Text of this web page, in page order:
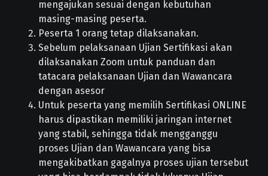
mengajukan sesuai dengan kebutuhan
masing-masing peserta.
Peserta 1 orang tetap dilaksanakan.
Sebelum pelaksanaan Ujian Sertifikasi akan
dilaksanakan Zoom untuk panduan dan
tatacara pelaksanaan Ujian dan Wawancara
dengan asesor
Untuk peserta yang memilih Sertifikasi ONLINE
harus dipastikan memiliki jaringan internet
yang stabil, sehingga tidak mengganggu
proses Ujian dan Wawancara yang bisa
mengakibatkan gagalnya proses ujian tersebut